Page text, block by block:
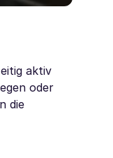
aktiv
oder
die